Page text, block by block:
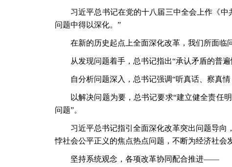
习近平总书记在党的十八届三中全会上作《
问题中得以深化。”
在新的历史起点上全面深化改革，我们所面临
从发现问题着手，总书记指出“承认矛盾的普
自分析问题深入，总书记强调“听真话、察真情
以解决问题为要，总书记要求“建立健全责任
问题”。
习近平总书记指引全面深化改革突出问题导
悖社会公平正义的焦点热点问题，不断为经济社会
坚持系统观念，各项改革协同配合推进——